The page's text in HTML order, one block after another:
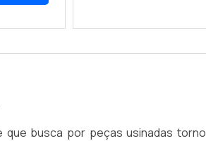
que busca por peças usinadas torno